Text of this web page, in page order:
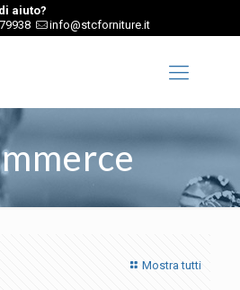
aiuto?
info@stcforniture.it
Mostra tutti